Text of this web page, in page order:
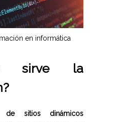
en informática
sirve la
de sitios dinámicos